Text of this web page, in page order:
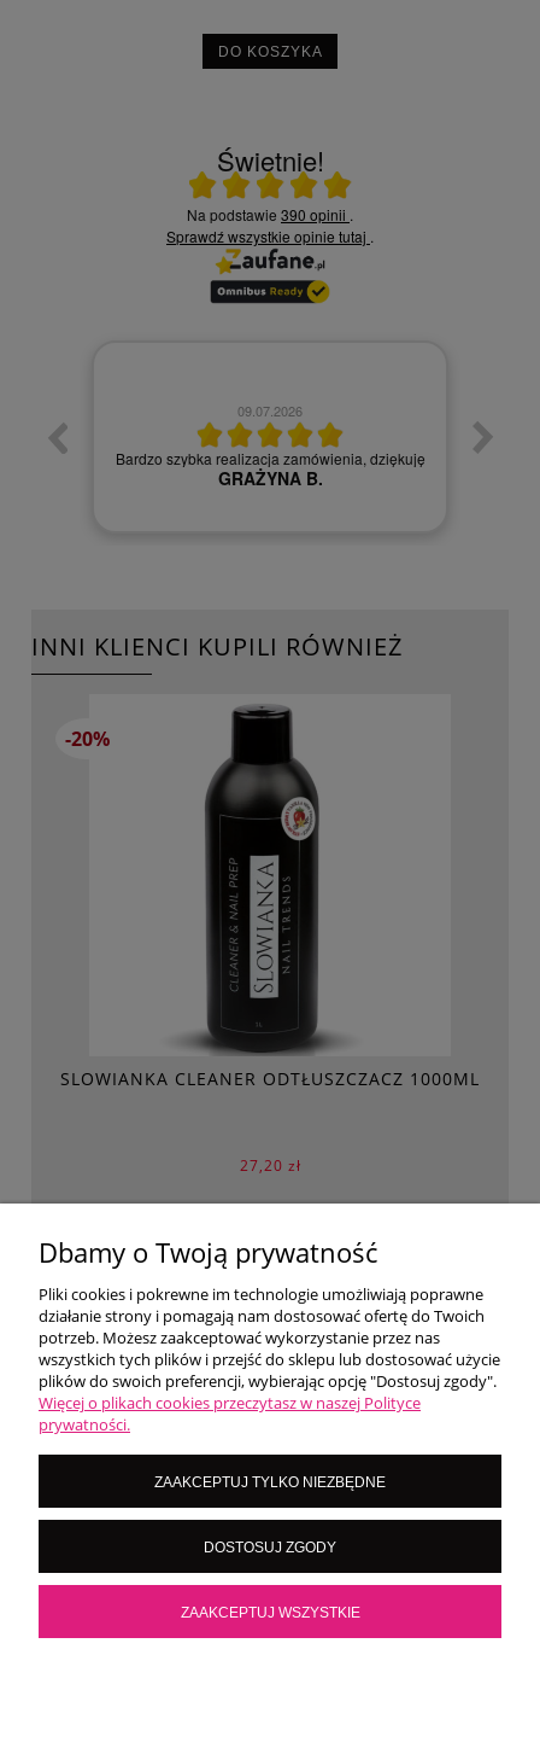
DO KOSZYKA
Świetnie!
Ocena średnia 5 na 5
Na podstawie 390 opinii .
Sprawdź wszystkie opinie tutaj .
Czy jesteś zadowolony z jakości naszych
usług? - Zadowolona tak polecę
Kamila S.
INNI KLIENCI KUPILI RÓWNIEŻ
-20%
SLOWIANKA CLEANER ODTŁUSZCZACZ 1000ML
27,20 zł
Cena regularna:
Najniższa cena:28,90 zł
DO KOSZYKA
NEWSLETTER
Podaj swój adres e-mail, jeżeli chcesz otrzymywać
informacje o nowościach i promocjach.
Dbamy o Twoją prywatność
Pliki cookies i pokrewne im technologie umożliwiają poprawne
działanie strony i pomagają nam dostosować ofertę do Twoich
potrzeb. Możesz zaakceptować wykorzystanie przez nas
wszystkich tych plików i przejść do sklepu lub dostosować użycie
plików do swoich preferencji, wybierając opcję "Dostosuj zgody".
Więcej o plikach cookies przeczytasz w naszej Polityce
prywatności.
ZAAKCEPTUJ TYLKO NIEZBĘDNE
DOSTOSUJ ZGODY
ZAAKCEPTUJ WSZYSTKIE